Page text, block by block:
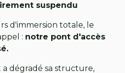
suspendu
d'immersion totale, le
: notre pont d'accès
dégradé sa structure,
de la passerelle pendant plus
en bois. Pour votre